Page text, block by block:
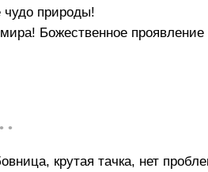
чудо природы!
Божественное проявление
•
крутая тачка, нет